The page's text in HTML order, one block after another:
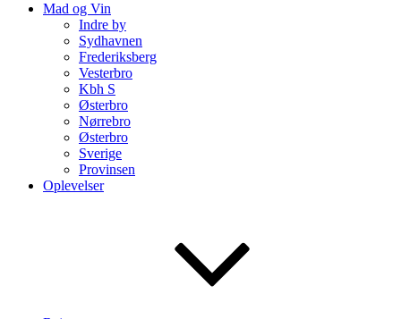
Mad og Vin
Indre by
Sydhavnen
Frederiksberg
Vesterbro
Kbh S
Østerbro
Nørrebro
Østerbro
Sverige
Provinsen
Oplevelser